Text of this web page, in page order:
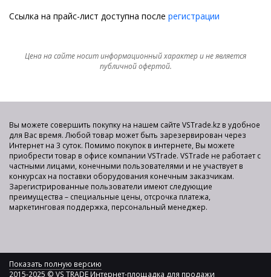
Ссылка на прайс-лист доступна после регистрации
Цена на сайте носит информационный характер и не является
публичной офертой.
Вы можете совершить покупку на нашем сайте VSTrade.kz в удобное
для Вас время. Любой товар может быть зарезервирован через
Интернет на 3 суток. Помимо покупок в интернете, Вы можете
приобрести товар в офисе компании VSTrade. VSTrade не работает с
частными лицами, конечными пользователями и не участвует в
конкурсах на поставки оборудования конечным заказчикам.
Зарегистрированные пользователи имеют следующие
преимущества – специальные цены, отсрочка платежа,
маркетинговая поддержка, персональный менеджер.
Показать полную версию
2015-2025 © VS TRADE Интернет-площадка для продажи